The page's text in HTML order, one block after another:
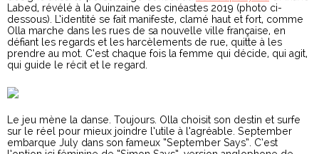
Labed, révélé à la Quinzaine des cinéastes 2019 (photo ci-
dessous). L’identité se fait manifeste, clamé haut et fort, comme
Olla marche dans les rues de sa nouvelle ville française, en
défiant les regards et les harcèlements de rue, quitte à les
prendre au mot. C’est chaque fois la femme qui décide, qui agit,
qui guide le récit et le regard.
Le jeu mène la danse. Toujours. Olla choisit son destin et surfe
sur le réel pour mieux joindre l’utile à l’agréable. September
embarque July dans son fameux “September Says”. C’est